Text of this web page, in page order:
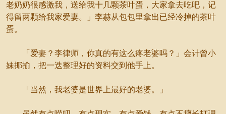
老奶奶很感激我，送给我十几颗茶叶蛋，大家拿去吃吧，记
得留两颗给我家爱妻。」李赫从包包里拿出已经冷掉的茶叶
蛋。
「爱妻？李律师，你真的有这么疼老婆吗？」会计曾小
妹揶揄，把一迭整理好的资料交到他手上。
「当然，我老婆是世界上最好的老婆。」